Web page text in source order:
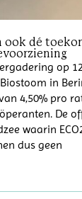
ook dé
op
in
4,50% pro
De
waarin
dus geen